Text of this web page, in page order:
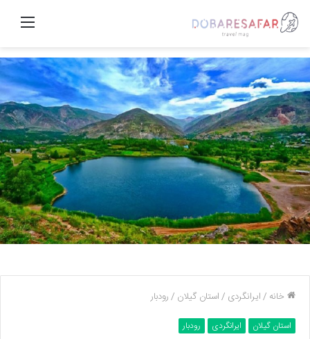
منو
خانه /ایرانگردی /استان گیلان /رودبار
استان گیلان ایرانگردی رودبار